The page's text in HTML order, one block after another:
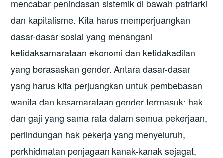
mencabar penindasan sistemik di bawah patriarki
dan kapitalisme. Kita harus memperjuangkan
dasar-dasar sosial yang menangani
ketidaksamarataan ekonomi dan ketidakadilan
yang berasaskan gender. Antara dasar-dasar
yang harus kita perjuangkan untuk pembebasan
wanita dan kesamarataan gender termasuk: hak
dan gaji yang sama rata dalam semua pekerjaan,
perlindungan hak pekerja yang menyeluruh,
perkhidmatan penjagaan kanak-kanak sejagat,